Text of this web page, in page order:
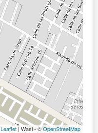
Leaflet | Wasi - ©OpenStreetMap